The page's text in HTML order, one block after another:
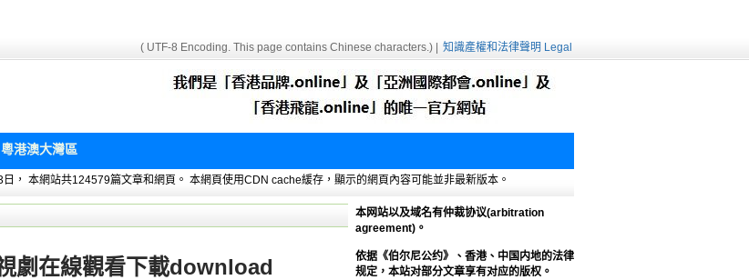
( UTF-8 Encoding. This page contains Chinese characters.) | 知識產權和法律聲明 Legal
粵港澳大灣區
， 本網站共124579篇文章和網頁。 本網頁使用CDN cache緩存，顯示的網頁內容可能並非最新版本。
劇在線觀看下載download
本网站以及域名有仲裁协议(arbitration
agreement)。
依据《伯尔尼公约》、香港、中国内地的法律
规定，本站对部分文章享有对应的版权。